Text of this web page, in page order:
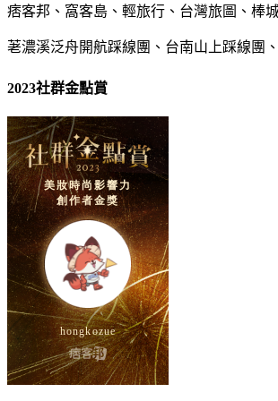
痞客邦、窩客島、輕旅行、台灣旅圖、棒
荖濃溪泛舟開航踩線團、台南山上踩線團
2023社群金點賞